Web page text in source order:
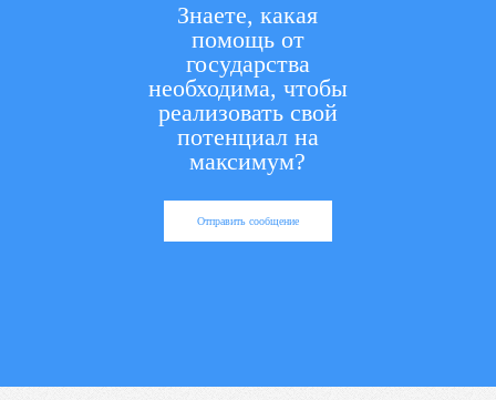
Знаете, какая
помощь от
государства
необходима, чтобы
реализовать свой
потенциал на
максимум?
Отправить сообщение